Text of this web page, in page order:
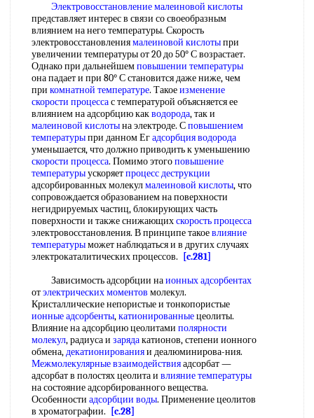
Электровосстановлениемалеиновой кислоты
представляет интерес в связи со своеобразным
влиянием на него температуры. Скорость
электровосстановлениямалеиновой кислотыпри
увеличении температуры от 20 до 50° С возрастает.
Однако при дальнейшемповышении температуры
она падает и при 80° С становится даже ниже, чем
при комнатной температуре. Такоеизменение
скорости процессас температурой объясняется ее
влиянием на адсорбцию какводорода, так и
малеиновой кислотына электроде. Сповышением
температурыпри данном Егадсорбция водорода
уменьшается, что должно приводить к уменьшению
скорости процесса. Помимо этогоповышение
температурыускоряетпроцесс деструкции
адсорбированных молекулмалеиновой кислоты, что
сопровождается образованием на поверхности
негидрируемых частиц, блокирующих часть
поверхности и также снижающихскорость процесса
электровосстановления. В принципе такоевлияние
температурыможет наблюдаться и в других случаях
электрокаталитических процессов.
[c.281]
Зависимость адсорбции наионных адсорбентах
отэлектрических моментов молекул.
Кристаллические непористые и тонкопористые
ионные адсорбенты,катионированныецеолиты.
Влияние на адсорбцию цеолитами полярности
молекул, радиуса и зарядакатионов, степени ионного
обмена,декатионированияи деалюминирова-ния.
Межмолекулярные взаимодействияадсорбат —
адсорбат в полостях цеолита и влияние температуры
на состояние адсорбированного вещества.
Особенности адсорбции воды. Применение цеолитов
в хроматографии.
[c.28]